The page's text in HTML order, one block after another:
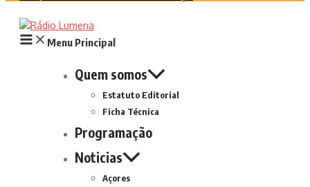
Menu Principal
Quem somos
Estatuto Editorial
Ficha Técnica
Programação
Noticias
Açores